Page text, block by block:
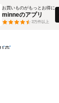
お買いものがもっとお得に
minneのアプリ
3万件以上